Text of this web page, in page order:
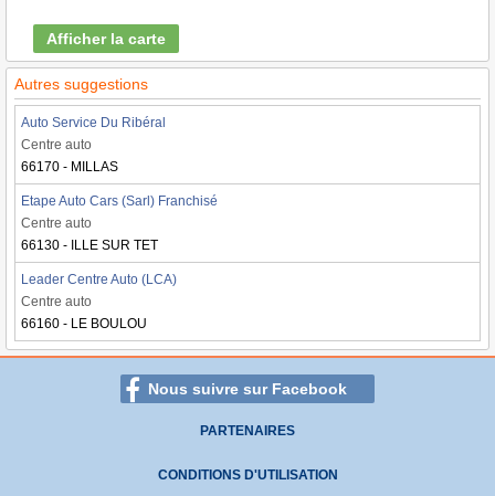
Afficher la carte
Autres suggestions
Auto Service Du Ribéral
Centre auto
66170 - MILLAS
Etape Auto Cars (Sarl) Franchisé
Centre auto
66130 - ILLE SUR TET
Leader Centre Auto (LCA)
Centre auto
66160 - LE BOULOU
Nous suivre sur Facebook
PARTENAIRES
CONDITIONS D'UTILISATION